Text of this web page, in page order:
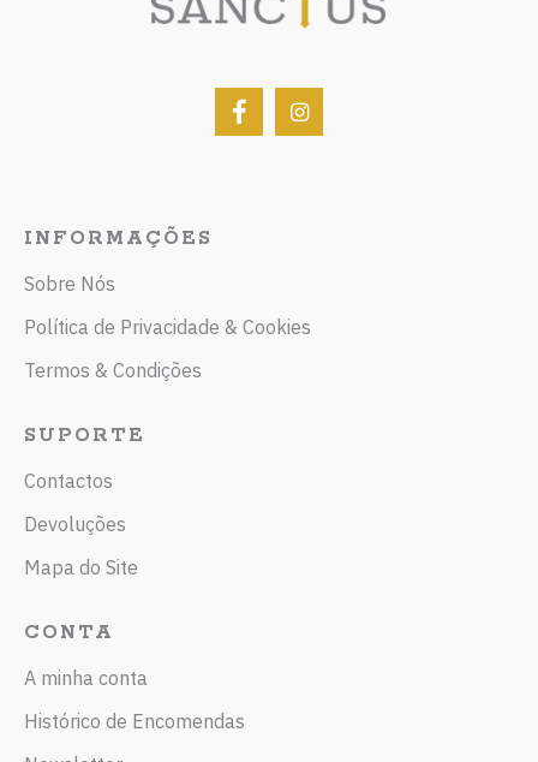
INFORMAÇÕES
Sobre Nós
Política de Privacidade & Cookies
Termos & Condições
SUPORTE
Contactos
Devoluções
Mapa do Site
CONTA
A minha conta
Histórico de Encomendas